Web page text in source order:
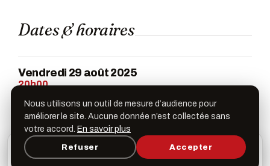
Dates & horaires
Vendredi 29 août 2025
20h00
Galerie
L’appli Léspas
Programme, favoris & rappels sur votre écran
×
Nous utilisons un outil de mesure d’audience pour
améliorer le site. Aucune donnée n’est collectée sans
votre accord. En savoir plus
Refuser Accepter